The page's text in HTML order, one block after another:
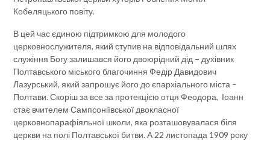
Кобеляцького повіту.
В цей час єдиною підтримкою для молодого
церковнослужителя, який ступив на відповідальний шлях
служіння Богу залишався його двоюрідний дід – духівник
Полтавського міського благочиння Федір Давидович
Лазурський, який запрошує його до єпархіального міста –
Полтави. Скоріш за все за протекцією отця Феодора, Іоанн
стає вчителем Сампсоніївської двокласної
церковнопарафіяльної школи, яка розташовувалася біля
церкви на полі Полтавської битви. А 22 листопада 1909 року